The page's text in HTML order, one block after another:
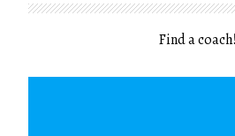
Find a coach!